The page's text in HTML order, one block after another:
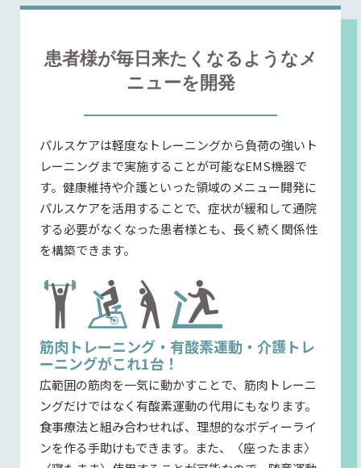
患者様が毎日来たくなるようなメ
ニューを開発
パルスケアは軽度なトレーニングから負荷の強いト
レーニングまで実施することが可能なEMS機器で
す。健康維持や介護といった領域のメニュー開発に
パルスケアを活用することで、症状が緩和して通院
する必要がなくなった患者様とも、長く続く関係性
を構築できます。
筋肉トレーニング・有酸素運動・介護トレ
ーニングがこれ1台！
広範囲の筋肉を一気に動かすことで、筋肉トレーニ
ングだけではなく有酸素運動の代用にもなります。
食事療法と組み合わせれば、理想的なボディーライ
ンを作る手助けもできます。また、〈座ったまま〉